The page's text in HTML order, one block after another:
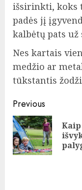
išsirinkti, koks
padės jį
kalbėtų pats už
Nes kartais
medžio ar
tūkstantis
Continue
Reading
Previous